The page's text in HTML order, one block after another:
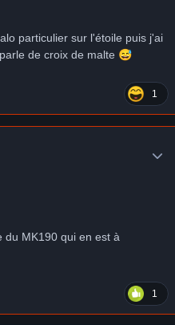
particulier sur l'étoile puis j'ai
de croix de malte 😅
1
du MK190 qui en est à
1